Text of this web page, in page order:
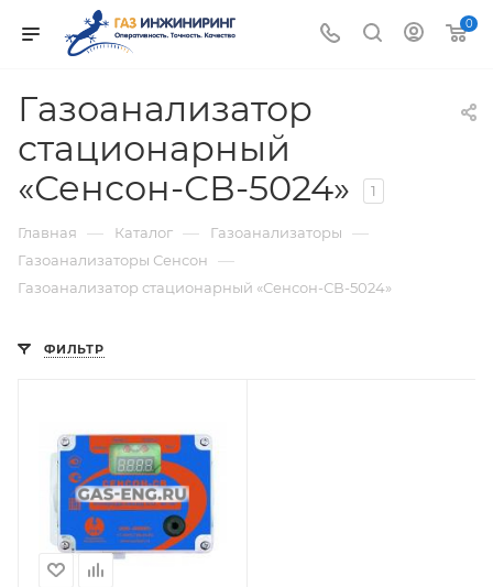
0
Газоанализатор
стационарный
«Сенсон-СВ-5024»
1
Главная — Каталог — Газоанализаторы —
Газоанализаторы Сенсон —
Газоанализатор стационарный «Сенсон-СВ-5024»
ФИЛЬТР